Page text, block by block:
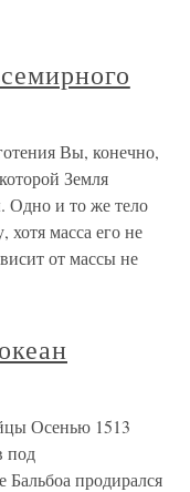
Вы, конечно,
Земля
Одно и то же тело
масса его не
от массы не
Осенью 1513
под
Бальбоа продирался